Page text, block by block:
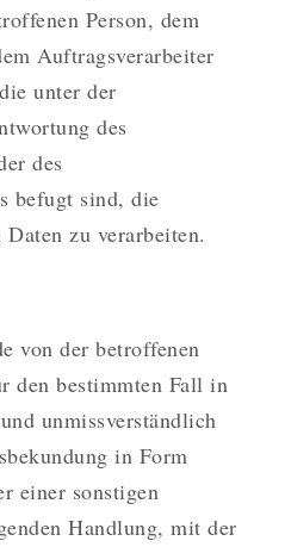
Person, dem
Auftragsverarbeiter
unter der
des
des
befugt sind, die
Daten zu verarbeiten.
von der betroffenen
den bestimmten Fall in
unmissverständlich
in Form
einer sonstigen
Handlung, mit der